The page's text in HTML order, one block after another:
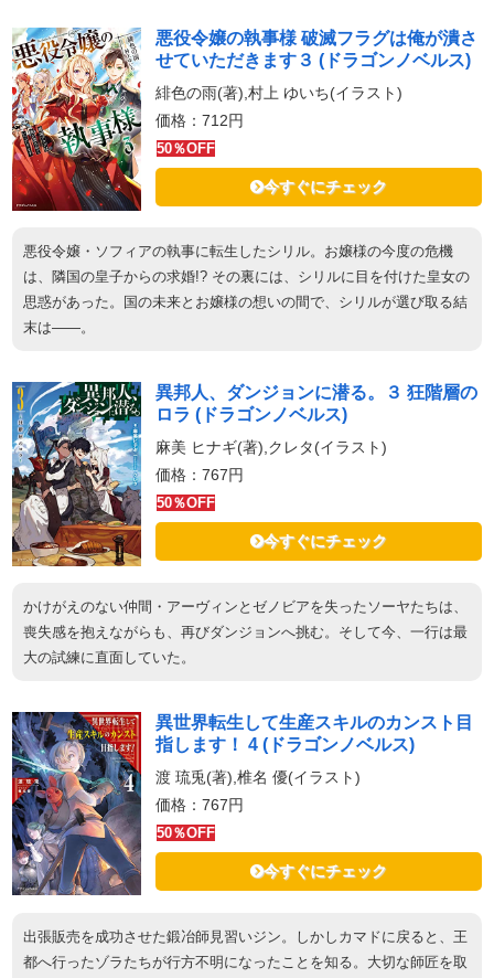
悪役令嬢の執事様 破滅フラグは俺が潰さ
せていただきます３ (ドラゴンノベルス)
緋色の雨(著),村上 ゆいち(イラスト)
価格：712円
50％OFF
今すぐにチェック
悪役令嬢・ソフィアの執事に転生したシリル。お嬢様の今度の危機
は、隣国の皇子からの求婚!? その裏には、シリルに目を付けた皇女の
思惑があった。国の未来とお嬢様の想いの間で、シリルが選び取る結
末は――。
異邦人、ダンジョンに潜る。３ 狂階層の
ロラ (ドラゴンノベルス)
麻美 ヒナギ(著),クレタ(イラスト)
価格：767円
50％OFF
今すぐにチェック
かけがえのない仲間・アーヴィンとゼノビアを失ったソーヤたちは、
喪失感を抱えながらも、再びダンジョンへ挑む。そして今、一行は最
大の試練に直面していた。
異世界転生して生産スキルのカンスト目
指します！ 4 (ドラゴンノベルス)
渡 琉兎(著),椎名 優(イラスト)
価格：767円
50％OFF
今すぐにチェック
出張販売を成功させた鍛冶師見習いジン。しかしカマドに戻ると、王
都へ行ったゾラたちが行方不明になったことを知る。大切な師匠を取